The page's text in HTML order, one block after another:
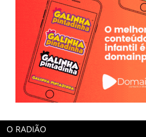
O RADIÃO